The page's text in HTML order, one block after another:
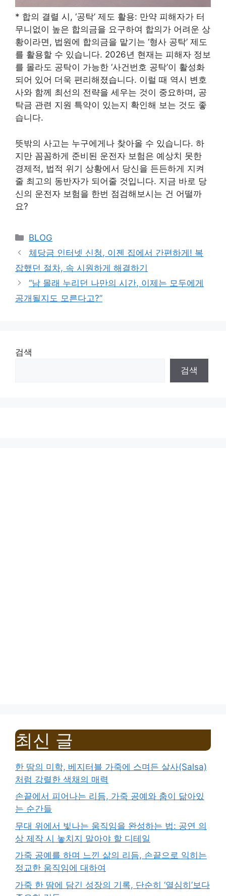
* 합의 결렬 시, ‘공탁’ 제도 활용: 만약 피해자가 터
무니없이 높은 합의금을 요구하여 합의가 어려운 상
황이라면, 법원에 합의금을 맡기는 ‘형사 공탁’ 제도
를 활용할 수 있습니다. 2026년 현재는 피해자 정보
를 몰라도 공탁이 가능한 ‘사건번호 공탁’이 활성화
되어 있어 더욱 편리해졌습니다. 이럴 때 역시 변호
사와 함께 최선의 전략을 세우는 것이 중요하며, 공
탁금 관련 지원 특약이 있는지 확인해 보는 것도 좋
습니다.
뜻밖의 사고는 누구에게나 찾아올 수 있습니다. 하
지만 꼼꼼하게 준비된 운전자 보험은 예상치 못한
경제적, 법적 위기 상황에서 당신을 든든하게 지켜
줄 최고의 동반자가 되어줄 것입니다. 지금 바로 당
신의 운전자 보험을 한번 점검해보시는 건 어떨까
요?
Categories
BLOG
체당금 인터넷 신청, 이젠 집에서 간편하게! 복
잡했던 절차, 속 시원하게 해결하기
“남 몰래 누리던 나만의 시간, 이제는 모두에게
공개될지도 모른다고?”
검색
검색
최신 글
한 땀의 미학, 베지터블 가죽에 스며든 살사(Salsa)
처럼 강렬한 색채의 매력
손끝에서 피어나는 리듬, 가죽 공예와 춤이 닮아있
는 순간들
무대 위에서 빛나는 움직임을 완성하는 법: 공연 의
상 제작 시 놓치지 말아야 할 디테일
가죽 공예를 하며 느낀 삶의 리듬, 손끝으로 익히는
정교한 움직임에 대하여
가죽 한 땀에 담긴 성장의 기록, 단순히 ‘열심히’보다